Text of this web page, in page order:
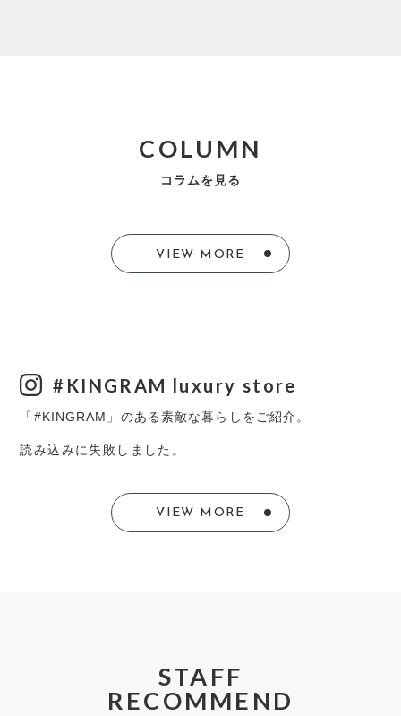
COLUMN
コラムを見る
VIEW MORE
#KINGRAM luxury store
「#KINGRAM」のある素敵な暮らしをご紹介。
読み込みに失敗しました。
VIEW MORE
STAFF
RECOMMEND